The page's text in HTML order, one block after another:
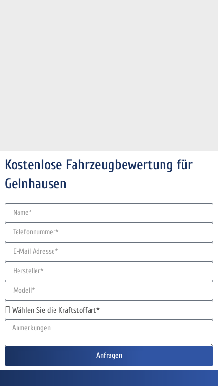
Kostenlose Fahrzeugbewertung für
Gelnhausen
Anfragen